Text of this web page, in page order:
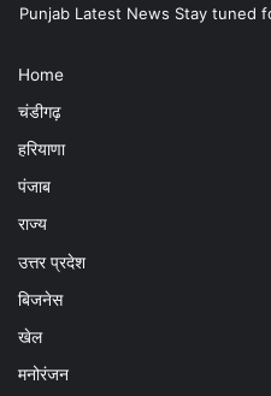
Punjab Latest News Stay tuned
Home
चंडीगढ़
हरियाणा
पंजाब
राज्य
उत्तर प्रदेश
बिजनेस
खेल
मनोरंजन